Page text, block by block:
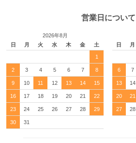
営業日について
2026年8月
日
月 火 水 木 金 土
1
2 3 4 5 6 7 8
9 10 11 12 13 14 15
16 17 18 19 20 21 22
23 24 25 26 27 28 29
30 31
日
月
6 7
13 14
20 21
27 28